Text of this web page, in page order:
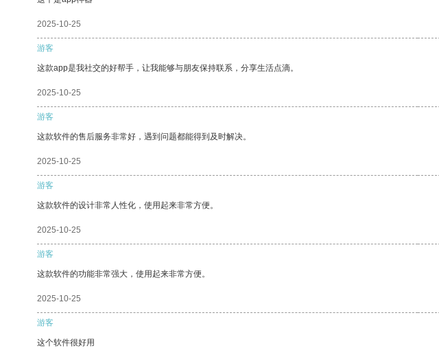
2025-10-25
游客
这款app是我社交的好帮手，让我能够与朋友保持联系，分享生活点滴。
2025-10-25
游客
这款软件的售后服务非常好，遇到问题都能得到及时解决。
2025-10-25
游客
这款软件的设计非常人性化，使用起来非常方便。
2025-10-25
游客
这款软件的功能非常强大，使用起来非常方便。
2025-10-25
游客
这个软件很好用